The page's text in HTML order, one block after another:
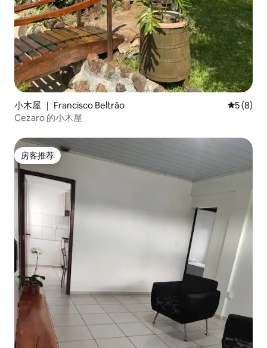
小木屋 ｜ Francisco Beltrão 平均评分
5 (8)
Cezaro 的小木屋
房客推荐
房客推荐